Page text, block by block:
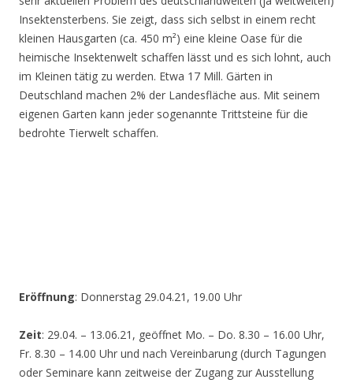
Insektensterbens. Sie zeigt, dass sich selbst in einem recht
kleinen Hausgarten (ca. 450 m²) eine kleine Oase für die
heimische Insektenwelt schaffen lässt und es sich lohnt, auch
im Kleinen tätig zu werden. Etwa 17 Mill. Gärten in
Deutschland machen 2% der Landesfläche aus. Mit seinem
eigenen Garten kann jeder sogenannte Trittsteine für die
bedrohte Tierwelt schaffen.
Eröffnung: Donnerstag 29.04.21, 19.00 Uhr
Zeit: 29.04. – 13.06.21, geöffnet Mo. – Do. 8.30 – 16.00 Uhr,
Fr. 8.30 – 14.00 Uhr und nach Vereinbarung (durch Tagungen
oder Seminare kann zeitweise der Zugang zur Ausstellung